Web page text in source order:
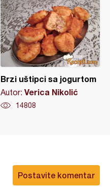
Brzi uštipci sa jogurtom
Autor: Verica Nikolić
14808
Postavite komentar